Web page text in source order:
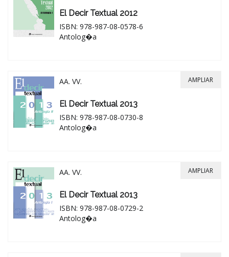
El Decir Textual 2012
ISBN: 978-987-08-0578-6
Antolog�a
AA. VV.
El Decir Textual 2013
ISBN: 978-987-08-0730-8
Antolog�a
AMPLIAR
AA. VV.
El Decir Textual 2013
ISBN: 978-987-08-0729-2
Antolog�a
AMPLIAR